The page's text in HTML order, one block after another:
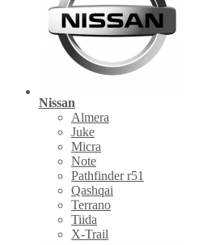
Nissan
Almera
Juke
Micra
Note
Pathfinder r51
Qashqai
Terrano
Tiida
X-Trail